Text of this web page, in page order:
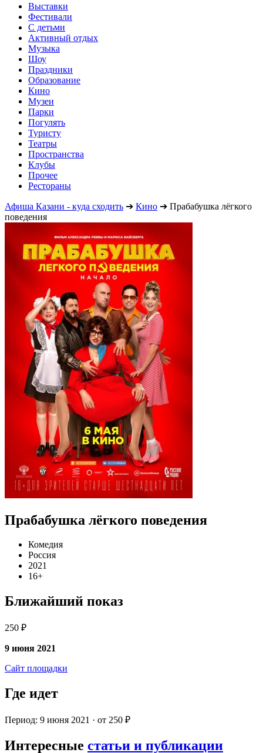
Выставки
Фестивали
С детьми
Активный отдых
Музыка
Шоу
Праздники
Образование
Кино
Музеи
Парки
Погулять
Туристу
Театры
Пространства
Клубы
Прочее
Рестораны
Афиша Казани - куда сходить ➔ Кино ➔ Прабабушка лёгкого
поведения
Прабабушка лёгкого поведения
Комедия
Россия
2021
16+
Ближайший показ
250 ₽
9 июня 2021
Сайт площадки
Где идет
Период: 9 июня 2021 · от 250 ₽
Интересные статьи и публикации